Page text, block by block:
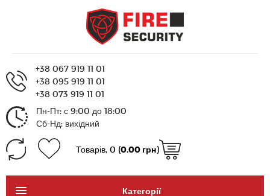
+38 067 919 11 01
+38 095 919 11 01
+38 073 919 11 01
Пн-Пт: с 9:00 до 18:00
Сб-Нд: вихідний
Товарів, 0 (0.00 грн)
Категорії